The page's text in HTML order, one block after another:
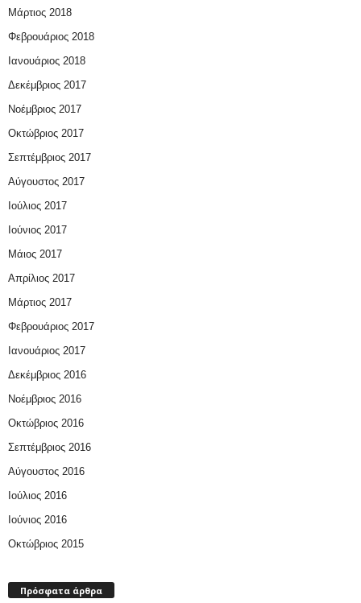
Μάρτιος 2018
Φεβρουάριος 2018
Ιανουάριος 2018
Δεκέμβριος 2017
Νοέμβριος 2017
Οκτώβριος 2017
Σεπτέμβριος 2017
Αύγουστος 2017
Ιούλιος 2017
Ιούνιος 2017
Μάιος 2017
Απρίλιος 2017
Μάρτιος 2017
Φεβρουάριος 2017
Ιανουάριος 2017
Δεκέμβριος 2016
Νοέμβριος 2016
Οκτώβριος 2016
Σεπτέμβριος 2016
Αύγουστος 2016
Ιούλιος 2016
Ιούνιος 2016
Οκτώβριος 2015
Πρόσφατα άρθρα